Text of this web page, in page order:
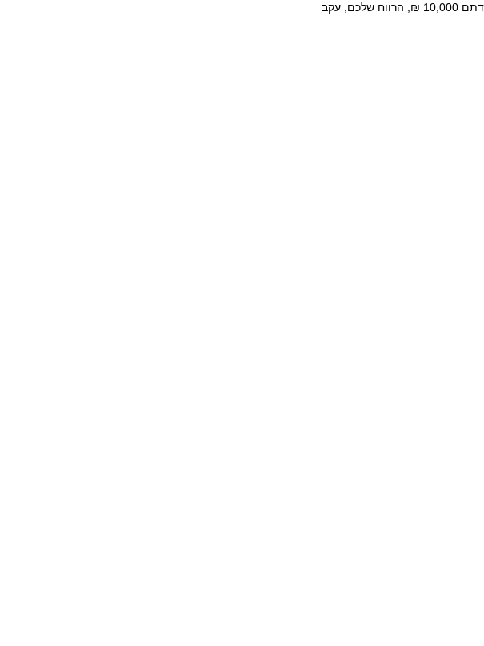
את הסכום שתפקידו היום, "תקבלו" בחזרה "במתנה" עוד 18 שנים (בהנחת תשואה שנתית ממוצעת של 10%). כלומר, אם הפקדתם 10,000 ₪, הרווח שלכם, עקב